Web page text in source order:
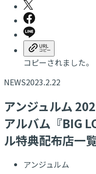
コピーされました。
NEWS2023.2.22
アンジュルム
アルバム『BIG
ル特典配布店一
アンジュルム